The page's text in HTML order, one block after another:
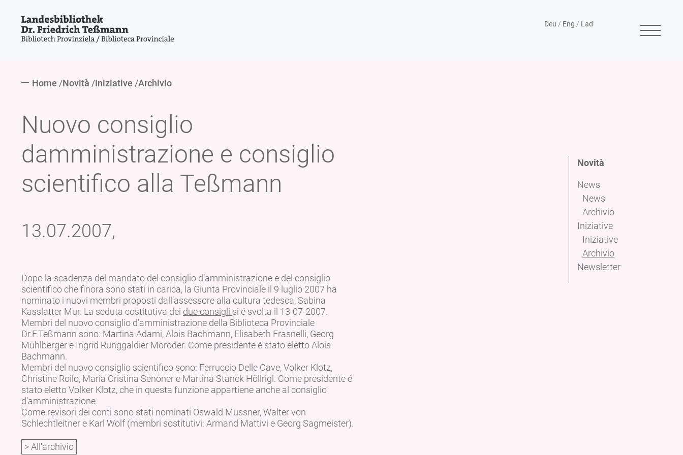
Deu / Eng / Lad
Home Novità Iniziative Archivio
Nuovo consiglio
damministrazione e consiglio
scientifico alla Teßmann
13.07.2007,
Dopo la scadenza del mandato del consiglio d’amministrazione e del consiglio
scientifico che finora sono stati in carica, la Giunta Provinciale il 9 luglio 2007 ha
nominato i nuovi membri proposti dall’assessore alla cultura tedesca, Sabina
Kasslatter Mur. La seduta costitutiva dei due consigli si é svolta il 13-07-2007.
Membri del nuovo consiglio d’amministrazione della Biblioteca Provinciale
Dr.F.Teßmann sono: Martina Adami, Alois Bachmann, Elisabeth Frasnelli, Georg
Mühlberger e Ingrid Runggaldier Moroder. Come presidente é stato eletto Alois
Bachmann.
Membri del nuovo consiglio scientifico sono: Ferruccio Delle Cave, Volker Klotz,
Christine Roilo, Maria Cristina Senoner e Martina Stanek Höllrigl. Come presidente é
stato eletto Volker Klotz, che in questa funzione appartiene anche al consiglio
d’amministrazione.
Come revisori dei conti sono stati nominati Oswald Mussner, Walter von
Schlechtleitner e Karl Wolf (membri sostitutivi: Armand Mattivi e Georg Sagmeister).
> All'archivio
Novità
News
News
Archivio
Iniziative
Iniziative
Archivio
Newsletter